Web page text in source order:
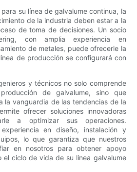
su línea de galvalume continua, la
de la industria deben estar a la
de toma de decisiones. Un socio
con amplia experiencia en
de metales, puede ofrecerle la
de producción se configurará con
y técnicos no solo comprende
de galvalume, sino que
la vanguardia de las tendencias de la
ofrecer soluciones innovadoras
a optimizar sus operaciones.
en diseño, instalación y
lo que garantiza que nuestros
en nosotros para obtener apoyo
el ciclo de vida de su línea galvalume